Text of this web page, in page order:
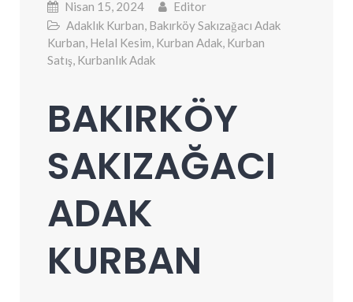
Nisan 15, 2024
Editor
Adaklık Kurban, Bakırköy Sakızağacı Adak
Kurban, Helal Kesim, Kurban Adak, Kurban
Satış, Kurbanlık Adak
BAKIRKÖY
SAKIZAĞACI
ADAK
KURBAN